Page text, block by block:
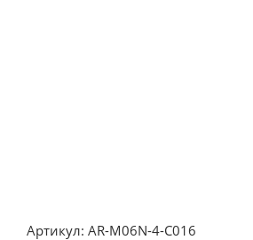
Артикул: AR-M06N-4-C016